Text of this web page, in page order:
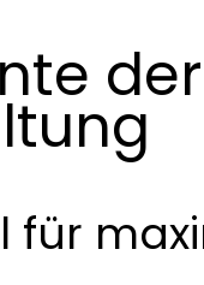
der
für